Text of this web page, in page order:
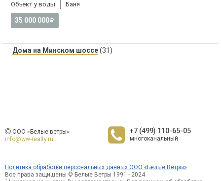
Объект у воды
Баня
35 000 000
Дома на Минском шоссе(31)
ООО «Белые ветры»
info@ww-realty.ru
+7 (499) 110-65-05
многоканальный
Политика обработки персональных данных ООО «Белые Ветры»
Все права защищены © Белые Ветры 1991 - 2024